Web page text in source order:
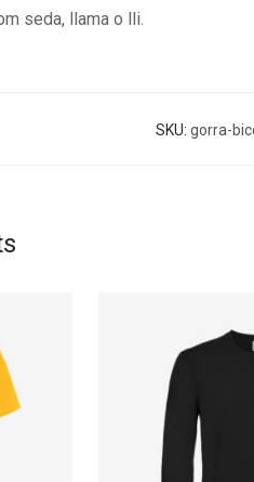
seda, llama o lli.
SKU: gorra-